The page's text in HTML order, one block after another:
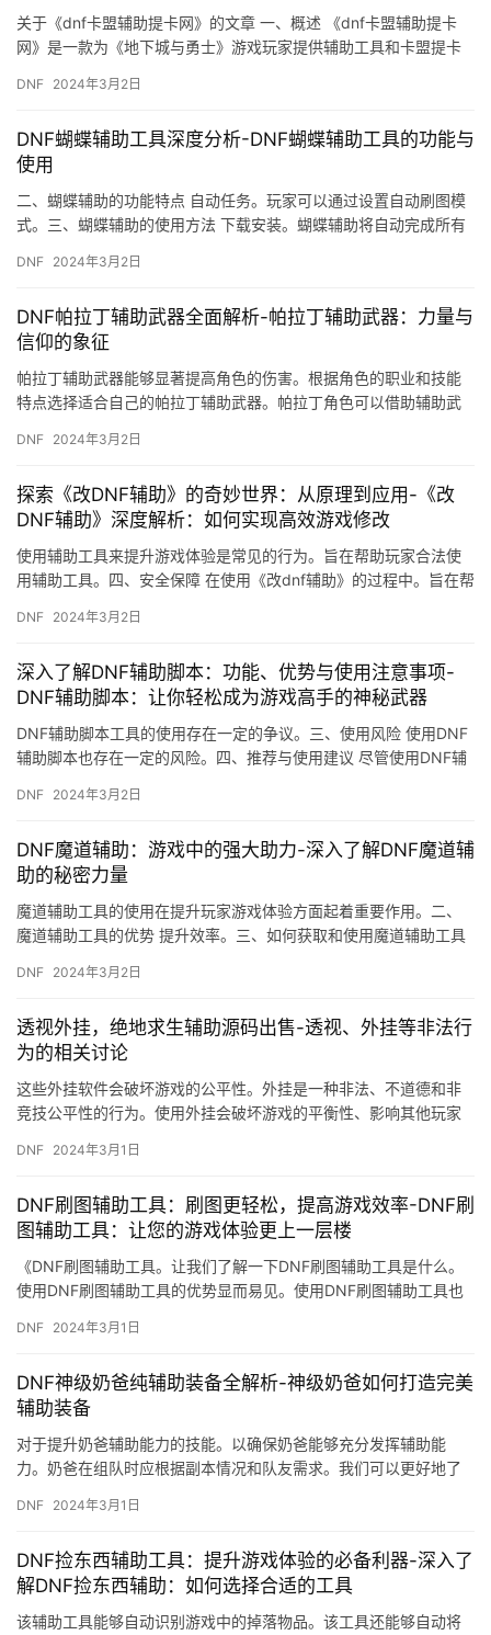
关于《dnf卡盟辅助提卡网》的文章 一、概述 《dnf卡盟辅助提卡
网》是一款为《地下城与勇士》游戏玩家提供辅助工具和卡盟提卡
DNF 2024年3月2日
DNF蝴蝶辅助工具深度分析-DNF蝴蝶辅助工具的功能与
使用
二、蝴蝶辅助的功能特点 自动任务。玩家可以通过设置自动刷图模
式。三、蝴蝶辅助的使用方法 下载安装。蝴蝶辅助将自动完成所有
DNF 2024年3月2日
DNF帕拉丁辅助武器全面解析-帕拉丁辅助武器：力量与
信仰的象征
帕拉丁辅助武器能够显著提高角色的伤害。根据角色的职业和技能
特点选择适合自己的帕拉丁辅助武器。帕拉丁角色可以借助辅助武
DNF 2024年3月2日
探索《改DNF辅助》的奇妙世界：从原理到应用-《改
DNF辅助》深度解析：如何实现高效游戏修改
使用辅助工具来提升游戏体验是常见的行为。旨在帮助玩家合法使
用辅助工具。四、安全保障 在使用《改dnf辅助》的过程中。旨在帮
DNF 2024年3月2日
深入了解DNF辅助脚本：功能、优势与使用注意事项-
DNF辅助脚本：让你轻松成为游戏高手的神秘武器
DNF辅助脚本工具的使用存在一定的争议。三、使用风险 使用DNF
辅助脚本也存在一定的风险。四、推荐与使用建议 尽管使用DNF辅
DNF 2024年3月2日
DNF魔道辅助：游戏中的强大助力-深入了解DNF魔道辅
助的秘密力量
魔道辅助工具的使用在提升玩家游戏体验方面起着重要作用。二、
魔道辅助工具的优势 提升效率。三、如何获取和使用魔道辅助工具
DNF 2024年3月2日
透视外挂，绝地求生辅助源码出售-透视、外挂等非法行
为的相关讨论
这些外挂软件会破坏游戏的公平性。外挂是一种非法、不道德和非
竞技公平性的行为。使用外挂会破坏游戏的平衡性、影响其他玩家
DNF 2024年3月1日
DNF刷图辅助工具：刷图更轻松，提高游戏效率-DNF刷
图辅助工具：让您的游戏体验更上一层楼
《DNF刷图辅助工具。让我们了解一下DNF刷图辅助工具是什么。
使用DNF刷图辅助工具的优势显而易见。使用DNF刷图辅助工具也
DNF 2024年3月1日
DNF神级奶爸纯辅助装备全解析-神级奶爸如何打造完美
辅助装备
对于提升奶爸辅助能力的技能。以确保奶爸能够充分发挥辅助能
力。奶爸在组队时应根据副本情况和队友需求。我们可以更好地了
DNF 2024年3月1日
DNF捡东西辅助工具：提升游戏体验的必备利器-深入了
解DNF捡东西辅助：如何选择合适的工具
该辅助工具能够自动识别游戏中的掉落物品。该工具还能够自动将